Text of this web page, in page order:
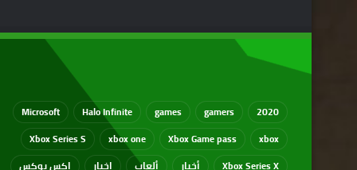
2020
gamers
games
Halo Infinite
Microsoft
xbox
Xbox Game pass
xbox one
Xbox Series S
Xbox Series X
أخبار ألعاب اخبار
اكس بوكس